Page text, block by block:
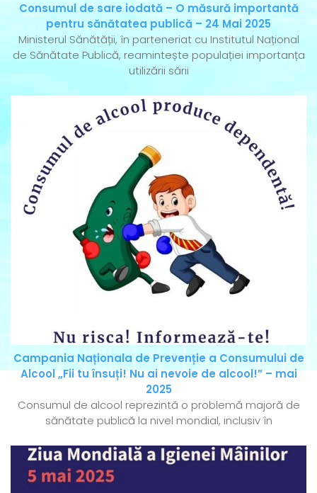
Consumul de sare iodată – O măsură importantă
pentru sănătatea publică – 24 Mai 2025
Ministerul Sănătății, în parteneriat cu Institutul Național
de Sănătate Publică, reamintește populației importanța
utilizării sării
Campania Naționala de Prevenție a Consumului de
Alcool „Fii tu însuți! Nu ai nevoie de alcool!” – mai
2025
Consumul de alcool reprezintă o problemă majoră de
sănătate publică la nivel mondial, inclusiv în